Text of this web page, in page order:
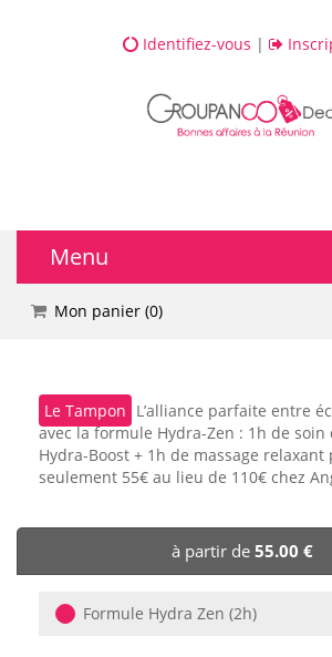
Identifiez-vous |
Menu
🔥 DEALS
💅 Beauté
🎯 Loisirs
🏨 Hôtels
🎈 Événements
Mon panier (0)
Le Tampon L’alliance parfaite entre
avec la formule Hydra-Zen : 1h de soin
Hydra-Boost + 1h de massage relaxant
seulement 55€ au lieu de 110€ chez
à partir de 55.00 €
Formule Hydra Zen (2h)